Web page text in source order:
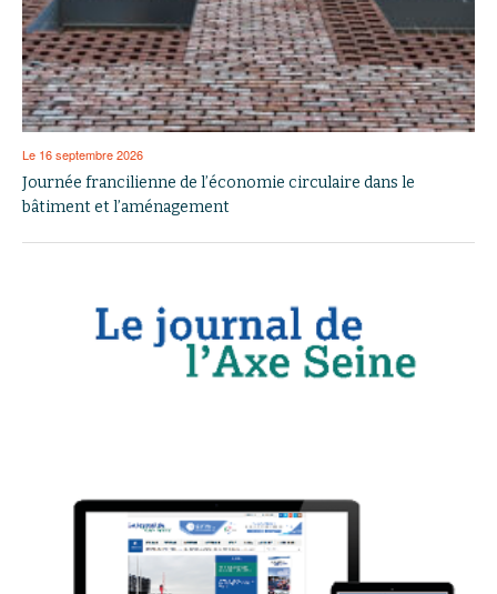
Le 16 septembre 2026
Journée francilienne de l’économie circulaire dans le
bâtiment et l’aménagement